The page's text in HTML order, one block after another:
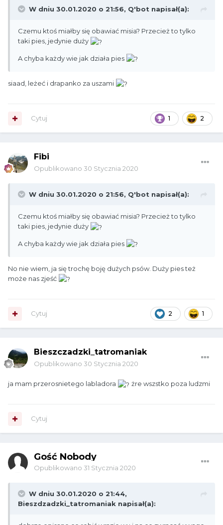
W dniu 30.01.2020 o 21:56, Q'bot napisał(a):
Czemu ktoś miałby się obawiać misia? Przecież to tylko
taki pies, jedynie duży
A chyba każdy wie jak działa pies
siaad, leżeć i drapanko za uszami
1 2
Cytuj
Fibi
Opublikowano 30 Stycznia 2020
W dniu 30.01.2020 o 21:56, Q'bot napisał(a):
Czemu ktoś miałby się obawiać misia? Przecież to tylko
taki pies, jedynie duży
A chyba każdy wie jak działa pies
No nie wiem, ja się trochę boję dużych psów. Duży pies też
może nas zjeść
2 1
Cytuj
Bieszczadzki_tatromaniak
Opublikowano 30 Stycznia 2020
ja mam przerosnietego labladora żre wszstko poza ludzmi
Cytuj
Gość Nobody
Opublikowano 31 Stycznia 2020
W dniu 30.01.2020 o 21:44,
Bieszdzadzki_tatromaniak napisał(a):